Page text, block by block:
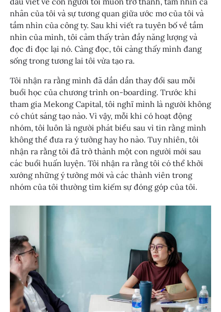
nhân của tôi và sự tương quan giữa ước mơ của tôi và
tầm nhìn của công ty. Sau khi viết ra tuyên bố về tầm
nhìn của mình, tôi cảm thấy tràn đầy năng lượng và
đọc đi đọc lại nó. Càng đọc, tôi càng thấy mình đang
sống trong tương lai tôi vừa tạo ra.
Tôi nhận ra rằng mình đã dần dần thay đổi sau mỗi
buổi học của chương trình on-boarding. Trước khi
tham gia Mekong Capital, tôi nghĩ mình là người không
có chút sáng tạo nào. Vì vậy, mỗi khi có hoạt động
nhóm, tôi luôn là người phát biểu sau vì tin rằng mình
không thể đưa ra ý tưởng hay ho nào. Tuy nhiên, tôi
nhận ra rằng tôi đã trở thành một con người mới sau
các buổi huấn luyện. Tôi nhận ra rằng tôi có thể khởi
xướng những ý tưởng mới và các thành viên trong
nhóm của tôi thường tìm kiếm sự đóng góp của tôi.